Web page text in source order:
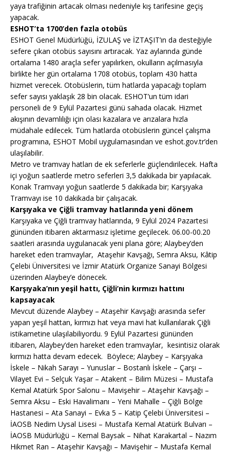
yaya trafiğinin artacak olması nedeniyle kış tarifesine geçiş
yapacak.
ESHOT’ta 1700’den fazla otobüs
ESHOT Genel Müdürlüğü, İZULAŞ ve İZTAŞIT’ın da desteğiyle
sefere çıkan otobüs sayısını artıracak. Yaz aylarında günde
ortalama 1480 araçla sefer yapılırken, okulların açılmasıyla
birlikte her gün ortalama 1708 otobüs, toplam 430 hatta
hizmet verecek. Otobüslerin, tüm hatlarda yapacağı toplam
sefer sayısı yaklaşık 28 bin olacak. ESHOT’un tüm idari
personeli de 9 Eylül Pazartesi günü sahada olacak. Hizmet
akışının devamlılığı için olası kazalara ve arızalara hızla
müdahale edilecek. Tüm hatlarda otobüslerin güncel çalışma
programına, ESHOT Mobil uygulamasından ve eshot.gov.tr’den
ulaşılabilir.
Metro ve tramvay hatları de ek seferlerle güçlendirilecek. Hafta
içi yoğun saatlerde metro seferleri 3,5 dakikada bir yapılacak.
Konak Tramvayı yoğun saatlerde 5 dakikada bir; Karşıyaka
Tramvayı ise 10 dakikada bir çalışacak.
Karşıyaka ve Çiğli tramvay hatlarında yeni dönem
Karşıyaka ve Çiğli tramvay hatlarında, 9 Eylül 2024 Pazartesi
gününden itibaren aktarmasız işletime geçilecek. 06.00-00.20
saatleri arasında uygulanacak yeni plana göre; Alaybey’den
hareket eden tramvaylar, Ataşehir Kavşağı, Semra Aksu, Kâtip
Çelebi Üniversitesi ve İzmir Atatürk Organize Sanayi Bölgesi
üzerinden Alaybey’e dönecek.
Karşıyaka’nın yeşil hattı, Çiğli’nin kırmızı hattını
kapsayacak
Mevcut düzende Alaybey – Ataşehir Kavşağı arasında sefer
yapan yeşil hattan, kırmızı hat veya mavi hat kullanılarak Çiğli
istikametine ulaşılabiliyordu. 9 Eylül Pazartesi gününden
itibaren, Alaybey’den hareket eden tramvaylar, kesintisiz olarak
kırmızı hatta devam edecek. Böylece; Alaybey – Karşıyaka
İskele – Nikah Sarayı – Yunuslar – Bostanlı İskele – Çarşı –
Vilayet Evi – Selçuk Yaşar – Atakent – Bilim Müzesi – Mustafa
Kemal Atatürk Spor Salonu – Mavişehir – Ataşehir Kavşağı –
Semra Aksu – Eski Havalimanı – Yeni Mahalle – Çiğli Bölge
Hastanesi – Ata Sanayi – Evka 5 – Katip Çelebi Üniversitesi –
İAOSB Nedim Uysal Lisesi – Mustafa Kemal Atatürk Bulvarı –
İAOSB Müdürlüğü – Kemal Baysak – Nihat Karakartal – Nazım
Hikmet Ran – Ataşehir Kavşağı – Mavişehir – Mustafa Kemal